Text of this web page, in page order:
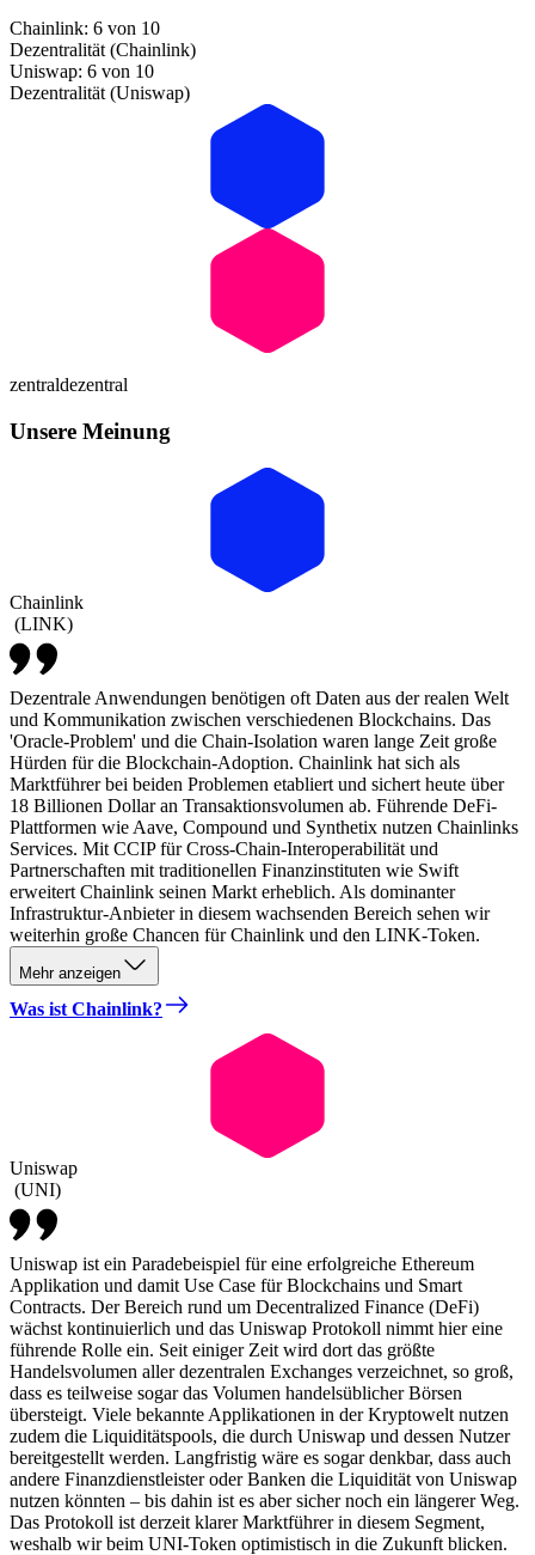
Chainlink: 6 von 10
Dezentralität (Chainlink)
Uniswap: 6 von 10
Dezentralität (Uniswap)
zentraldezentral
Unsere Meinung
Chainlink
(LINK)
Dezentrale Anwendungen benötigen oft Daten aus der realen Welt
und Kommunikation zwischen verschiedenen Blockchains. Das
'Oracle-Problem' und die Chain-Isolation waren lange Zeit große
Hürden für die Blockchain-Adoption. Chainlink hat sich als
Marktführer bei beiden Problemen etabliert und sichert heute über
18 Billionen Dollar an Transaktionsvolumen ab. Führende DeFi-
Plattformen wie Aave, Compound und Synthetix nutzen Chainlinks
Services. Mit CCIP für Cross-Chain-Interoperabilität und
Partnerschaften mit traditionellen Finanzinstituten wie Swift
erweitert Chainlink seinen Markt erheblich. Als dominanter
Infrastruktur-Anbieter in diesem wachsenden Bereich sehen wir
weiterhin große Chancen für Chainlink und den LINK-Token.
Mehr anzeigen
Was ist Chainlink?
Uniswap
(UNI)
Uniswap ist ein Paradebeispiel für eine erfolgreiche Ethereum
Applikation und damit Use Case für Blockchains und Smart
Contracts. Der Bereich rund um Decentralized Finance (DeFi)
wächst kontinuierlich und das Uniswap Protokoll nimmt hier eine
führende Rolle ein. Seit einiger Zeit wird dort das größte
Handelsvolumen aller dezentralen Exchanges verzeichnet, so groß,
dass es teilweise sogar das Volumen handelsüblicher Börsen
übersteigt. Viele bekannte Applikationen in der Kryptowelt nutzen
zudem die Liquiditätspools, die durch Uniswap und dessen Nutzer
bereitgestellt werden. Langfristig wäre es sogar denkbar, dass auch
andere Finanzdienstleister oder Banken die Liquidität von Uniswap
nutzen könnten – bis dahin ist es aber sicher noch ein längerer Weg.
Das Protokoll ist derzeit klarer Marktführer in diesem Segment,
weshalb wir beim UNI-Token optimistisch in die Zukunft blicken.